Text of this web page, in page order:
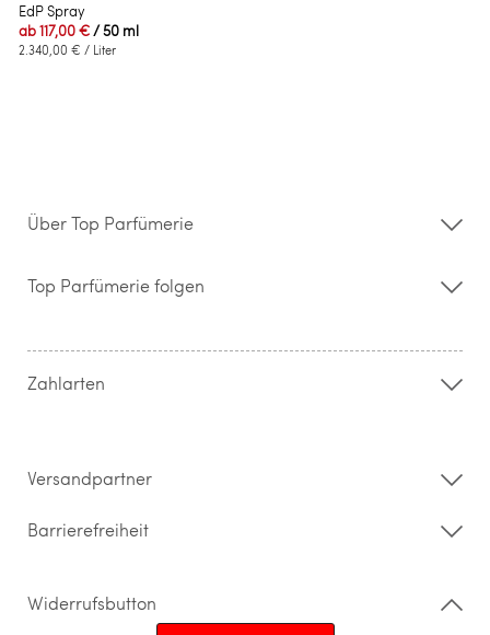
EdP Spray
ab117,00 €/ 50 ml
2.340,00 € / Liter
Über Top Parfümerie
Storefinder
Kontakt
Widerrufsrecht & Rückgabebedingungen
Top Parfümerie folgen
Zahlarten
Versandpartner
Barrierefreiheit
Widerrufsbutton